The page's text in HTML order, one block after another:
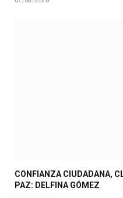
CONFIANZA CIUDADANA,
PAZ: DELFINA GÓMEZ